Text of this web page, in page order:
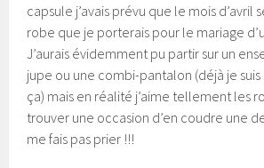
capsule j’avais prévu que le mois d’avril
robe que je porterais pour le mariage
J’aurais évidemment pu partir sur un
jupe ou une combi-pantalon (déjà je
ça) mais en réalité j’aime tellement les
trouver une occasion d’en coudre une
me fais pas prier !!!